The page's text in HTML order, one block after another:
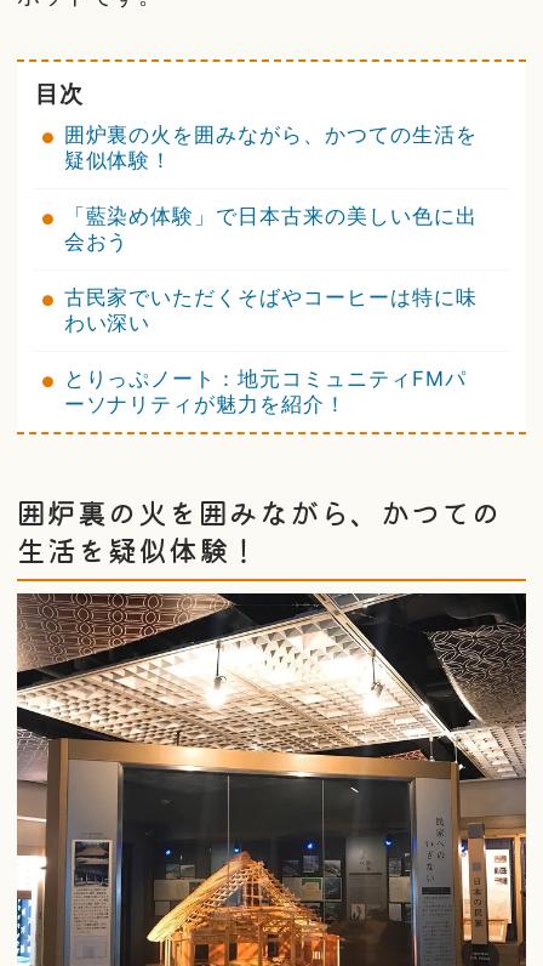
目次
囲炉裏の火を囲みながら、かつての生活を
疑似体験！
「藍染め体験」で日本古来の美しい色に出
会おう
古民家でいただくそばやコーヒーは特に味
わい深い
とりっぷノート：地元コミュニティFMパ
ーソナリティが魅力を紹介！
囲炉裏の火を囲みながら、かつての
生活を疑似体験！